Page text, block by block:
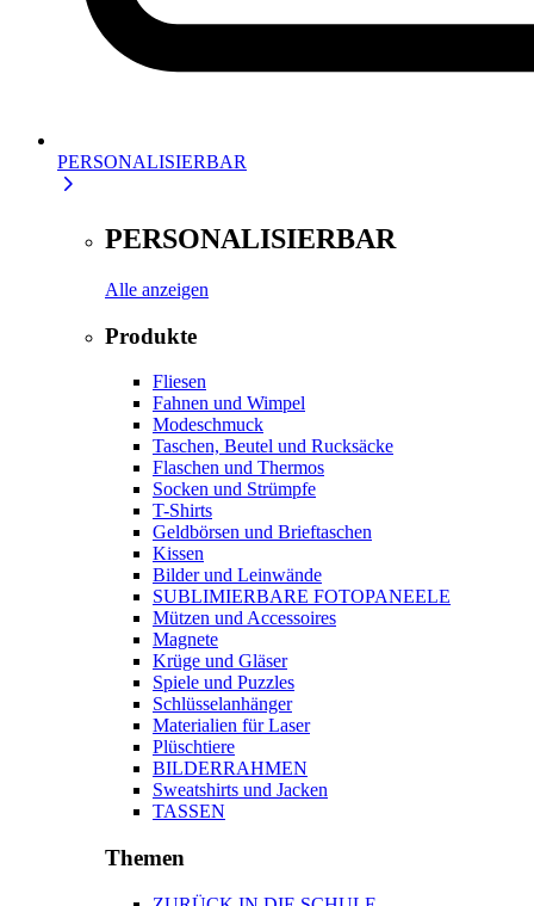
PERSONALISIERBAR
PERSONALISIERBAR
Alle anzeigen
Produkte
Fliesen
Fahnen und Wimpel
Modeschmuck
Taschen, Beutel und Rucksäcke
Flaschen und Thermos
Socken und Strümpfe
T-Shirts
Geldbörsen und Brieftaschen
Kissen
Bilder und Leinwände
SUBLIMIERBARE FOTOPANEELE
Mützen und Accessoires
Magnete
Krüge und Gläser
Spiele und Puzzles
Schlüsselanhänger
Materialien für Laser
Plüschtiere
BILDERRAHMEN
Sweatshirts und Jacken
TASSEN
Themen